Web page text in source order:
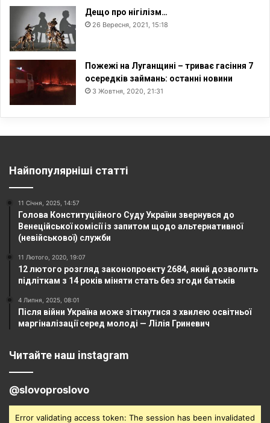
Дещо про нігілізм…
26 Вересня, 2021, 15:18
Пожежі на Луганщині – триває гасіння 7
осередків займань: останні новини
3 Жовтня, 2020, 21:31
Найпопулярніші статті
11 Січня, 2025, 14:57
Голова Конституційного Суду України звернувся до
Венеційської комісії із запитом щодо альтернативної
(невійськової) служби
11 Лютого, 2020, 19:07
12 лютого розгляд законопроекту 2684, який дозволить
підліткам з 14 років міняти стать без згоди батьків
4 Липня, 2025, 08:01
Після війни Україна може зіткнутися з хвилею освітньої
маргіналізації серед молоді — Лілія Гриневич
Читайте наш instagram
@slovoproslovo
Error validating access token: The session has been invalidated